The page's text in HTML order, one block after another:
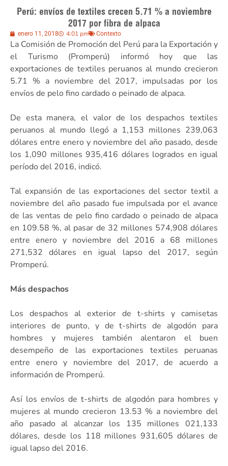
Perú: envíos de textiles crecen 5.71 % a noviembre
2017 por fibra de alpaca
enero 11, 2018 4:01 pm Contexto
La Comisión de Promoción del Perú para la Exportación y
el Turismo (Promperú) informó hoy que las
exportaciones de textiles peruanos al mundo crecieron
5.71 % a noviembre del 2017, impulsadas por los
envíos de pelo fino cardado o peinado de alpaca.
De esta manera, el valor de los despachos textiles
peruanos al mundo llegó a 1,153 millones 239,063
dólares entre enero y noviembre del año pasado, desde
los 1,090 millones 935,416 dólares logrados en igual
período del 2016, indicó.
Tal expansión de las exportaciones del sector textil a
noviembre del año pasado fue impulsada por el avance
de las ventas de pelo fino cardado o peinado de alpaca
en 109.58 %, al pasar de 32 millones 574,908 dólares
entre enero y noviembre del 2016 a 68 millones
271,532 dólares en igual lapso del 2017, según
Promperú.
Más despachos
Los despachos al exterior de t-shirts y camisetas
interiores de punto, y de t-shirts de algodón para
hombres y mujeres también alentaron el buen
desempeño de las exportaciones textiles peruanas
entre enero y noviembre del 2017, de acuerdo a
información de Promperú.
Así los envíos de t-shirts de algodón para hombres y
mujeres al mundo crecieron 13.53 % a noviembre del
año pasado al alcanzar los 135 millones 021,133
dólares, desde los 118 millones 931,605 dólares de
igual lapso del 2016.